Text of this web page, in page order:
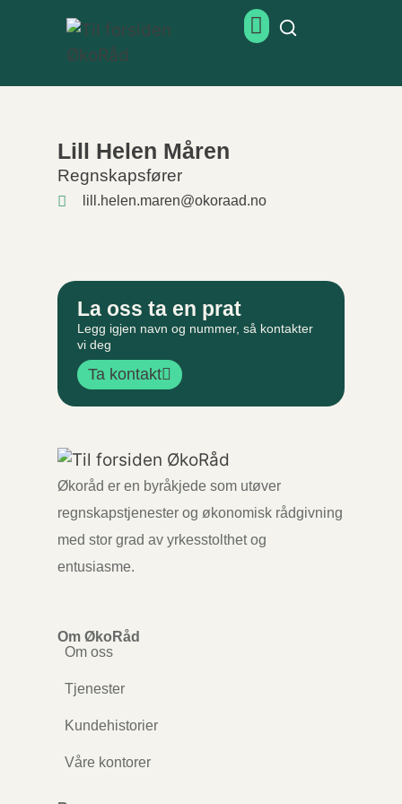
Lill Helen Måren
Regnskapsfører
lill.helen.maren@okoraad.no
La oss ta en prat
Legg igjen navn og nummer, så kontakter
vi deg
Ta kontakt
Økoråd er en byråkjede som utøver
regnskapstjenester og økonomisk rådgivning
med stor grad av yrkesstolthet og
entusiasme.
Om ØkoRåd
Om oss
Tjenester
Kundehistorier
Våre kontorer